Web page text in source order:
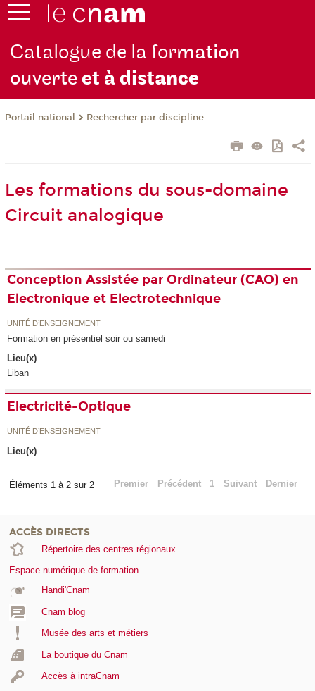
Catalogue de la formation
ouverteet à distance
Portail national Rechercher par discipline
Les formations du sous-domaine
Circuit analogique
Conception Assistée par Ordinateur (CAO) en
Electronique et Electrotechnique
UNITÉ D’ENSEIGNEMENT
Formation en présentiel soir ou samedi
Lieu(x)
Liban
Electricité-Optique
UNITÉ D’ENSEIGNEMENT
Lieu(x)
Éléments 1 à 2 sur 2 Premier Précédent 1 Suivant Dernier
ACCÈS DIRECTS
Répertoire des centres régionaux
Espace numérique de formation
Handi'Cnam
Cnam blog
Musée des arts et métiers
La boutique du Cnam
Accès à intraCnam